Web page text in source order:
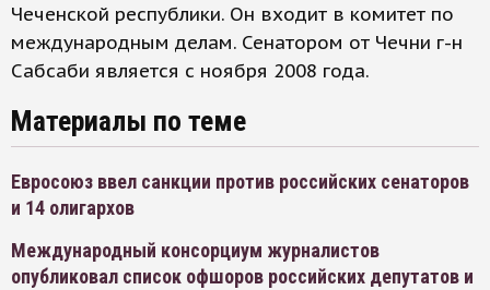
Чеченской республики. Он входит в комитет по
международным делам. Сенатором от Чечни г-н
Сабсаби является с ноября 2008 года.
Материалы по теме
Евросоюз ввел санкции против российских сенаторов
и 14 олигархов
Международный консорциум журналистов
опубликовал список офшоров российских депутатов и